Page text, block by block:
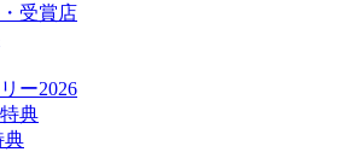
受賞店
ー2026
典
典